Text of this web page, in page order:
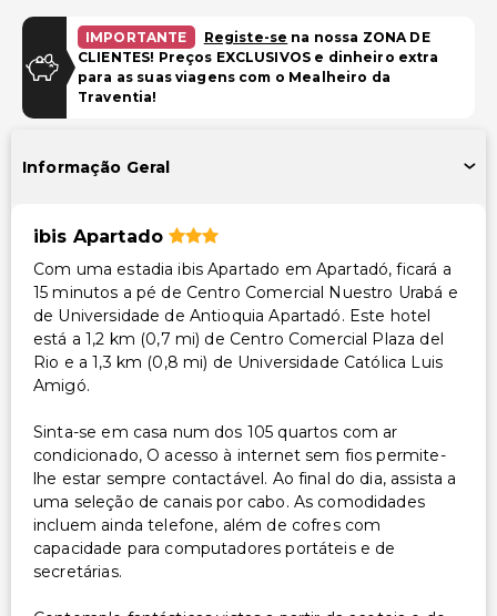
IMPORTANTE Registe-se na nossa ZONA DE
CLIENTES! Preços EXCLUSIVOS e dinheiro extra
para as suas viagens com o Mealheiro da
Traventia!
Informação Geral
ibis Apartado
Com uma estadia ibis Apartado em Apartadó, ficará a
15 minutos a pé de Centro Comercial Nuestro Urabá e
de Universidade de Antioquia Apartadó. Este hotel
está a 1,2 km (0,7 mi) de Centro Comercial Plaza del
Rio e a 1,3 km (0,8 mi) de Universidade Católica Luis
Amigó.
Sinta-se em casa num dos 105 quartos com ar
condicionado, O acesso à internet sem fios permite-
lhe estar sempre contactável. Ao final do dia, assista a
uma seleção de canais por cabo. As comodidades
incluem ainda telefone, além de cofres com
capacidade para computadores portáteis e de
secretárias.